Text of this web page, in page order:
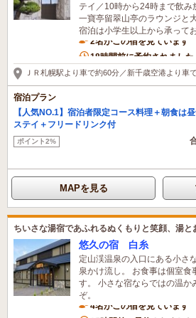
テイ／10時から24時まで飲み
一寶亭留翠山亭のラウンジと
宿泊は小学生以上から承って
2名がこの宿を見ています
18時間前に予約されました
ＪＲ札幌駅より車で約60分／新千歳空港より車
宿泊プラン
【人気NO.1】宿泊者限定コース料理＋朝食は
ステイ＋フリードリンク付
ポイント2%
MAPを見る
ちいさな湯宿であふれるぬくもりと笑顔、湯と
悠久の宿 白糸
定山渓温泉の入口にある小さ
泉かけ流し。 お食事は個室食
す。 小さな宿ならではの温か
ぞ。
4名がこの宿を見ています